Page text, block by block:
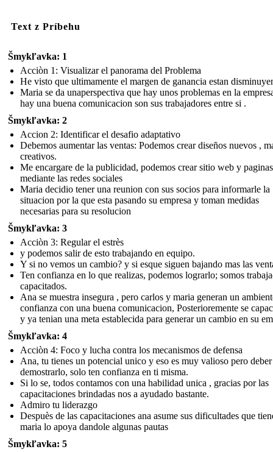
Text z Príbehu
Šmykľavka: 1
Acciòn 1: Visualizar el panorama del Problema
He visto que ultimamente el margen de ganancia estan
Maria se da unaperspectiva que hay unos problemas en la
hay una buena comunicacion son sus trabajadores entre si .
Šmykľavka: 2
Accion 2: Identificar el desafio adaptativo
Debemos aumentar las ventas: Podemos crear diseños nuevos ,
creativos.
Me encargare de la publicidad, podemos crear sitio web y paginas
mediante las redes sociales
Maria decidio tener una reunion con sus socios para informarle la
situacion por la que esta pasando su empresa y toman medidas
necesarias para su resolucion
Šmykľavka: 3
Acciòn 3: Regular el estrès
y podemos salir de esto trabajando en equipo.
Y si no vemos un cambio? y si esque siguen bajando mas las
Ten confianza en lo que realizas, podemos lograrlo; somos
capacitados.
Ana se muestra insegura , pero carlos y maria generan un
confianza con una buena comunicacion, Posterioremente se
y ya tenian una meta establecida para generar un cambio en su
Šmykľavka: 4
Acciòn 4: Foco y lucha contra los mecanismos de defensa
Ana, tu tienes un potencial unico y eso es muy valioso pero
demostrarlo, solo ten confianza en ti misma.
Si lo se, todos contamos con una habilidad unica , gracias por las
capacitaciones brindadas nos a ayudado bastante.
Admiro tu liderazgo
Despuès de las capacitaciones ana asume sus dificultades que
maria lo apoya dandole algunas pautas
Šmykľavka: 5